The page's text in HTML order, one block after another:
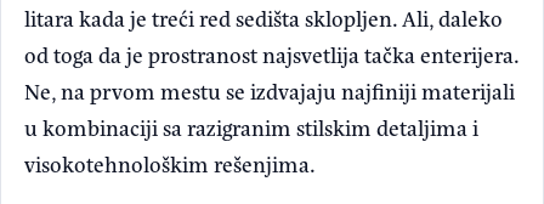
litara kada je treći red sedišta sklopljen. Ali, daleko
od toga da je prostranost najsvetlija tačka enterijera.
Ne, na prvom mestu se izdvajaju najfiniji materijali
u kombinaciji sa razigranim stilskim detaljima i
visokotehnološkim rešenjima.